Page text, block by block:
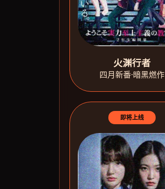
火渊行者
四月新番·暗黑燃作
即将上线